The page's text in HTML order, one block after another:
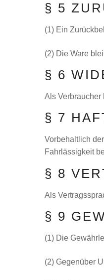
§ 5
(1) Ein
(2) Die Ware
§ 6
Als Verbraucher
§ 7
Vorbehaltlich
Fahrlässigkeit
§ 8
Als
§ 9
(1) Die
(2) Gegenüber